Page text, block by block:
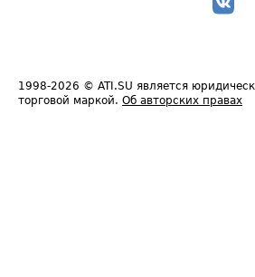
1998-2026 © ATI.SU является
торговой маркой. Об авторских правах